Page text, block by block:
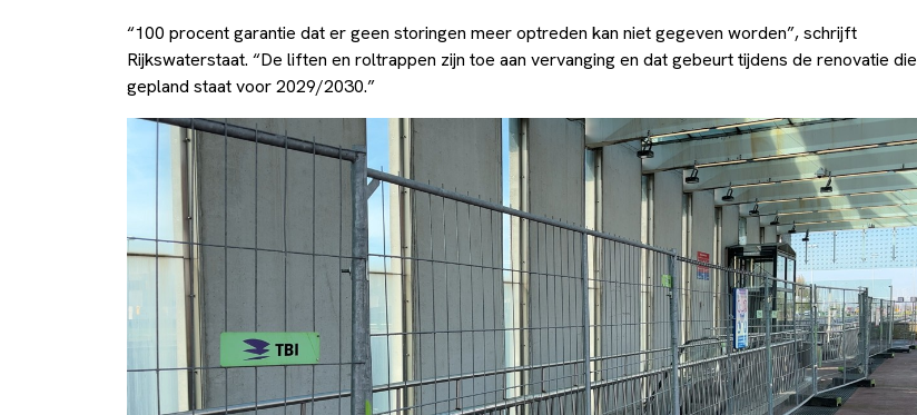
“100 procent garantie dat er geen storingen meer optreden kan niet gegeven worden”, schrijft
Rijkswaterstaat. “De liften en roltrappen zijn toe aan vervanging en dat gebeurt tijdens de renovatie die
gepland staat voor 2029/2030.”